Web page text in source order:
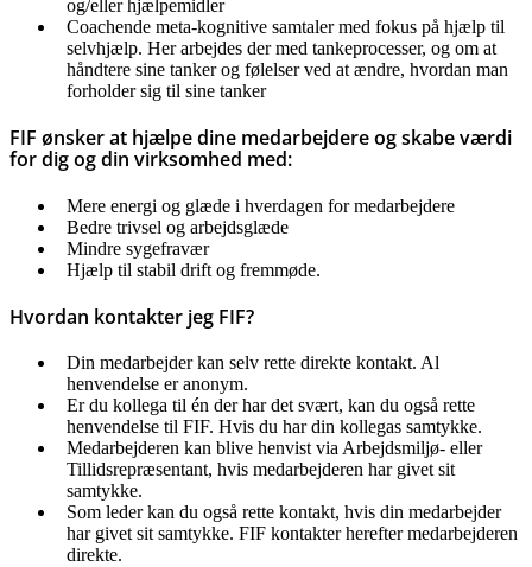
og/eller hjælpemidler
Coachende meta-kognitive samtaler med fokus på hjælp til
selvhjælp. Her arbejdes der med tankeprocesser, og om at
håndtere sine tanker og følelser ved at ændre, hvordan man
forholder sig til sine tanker
FIF ønsker at hjælpe dine medarbejdere og skabe værdi
for dig og din virksomhed med:
Mere energi og glæde i hverdagen for medarbejdere
Bedre trivsel og arbejdsglæde
Mindre sygefravær
Hjælp til stabil drift og fremmøde.
Hvordan kontakter jeg FIF?
Din medarbejder kan selv rette direkte kontakt. Al
henvendelse er anonym.
Er du kollega til én der har det svært, kan du også rette
henvendelse til FIF. Hvis du har din kollegas samtykke.
Medarbejderen kan blive henvist via Arbejdsmiljø- eller
Tillidsrepræsentant, hvis medarbejderen har givet sit
samtykke.
Som leder kan du også rette kontakt, hvis din medarbejder
har givet sit samtykke. FIF kontakter herefter medarbejderen
direkte.